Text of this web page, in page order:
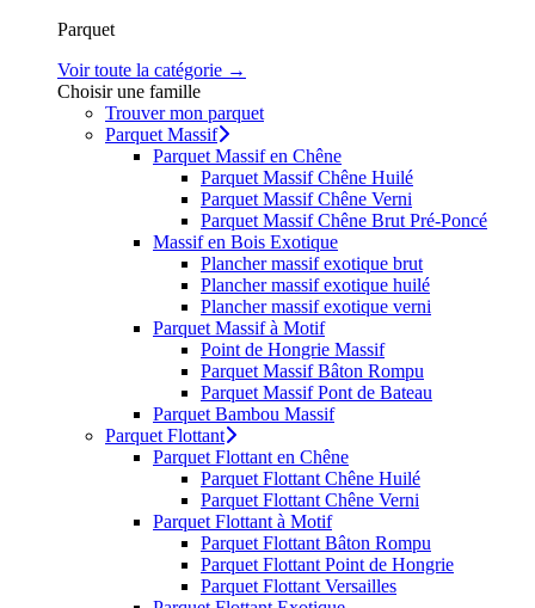
Parquet
Voir toute la catégorie →
Choisir une famille
Trouver mon parquet
Parquet Massif
Parquet Massif en Chêne
Parquet Massif Chêne Huilé
Parquet Massif Chêne Verni
Parquet Massif Chêne Brut Pré-Poncé
Massif en Bois Exotique
Plancher massif exotique brut
Plancher massif exotique huilé
Plancher massif exotique verni
Parquet Massif à Motif
Point de Hongrie Massif
Parquet Massif Bâton Rompu
Parquet Massif Pont de Bateau
Parquet Bambou Massif
Parquet Flottant
Parquet Flottant en Chêne
Parquet Flottant Chêne Huilé
Parquet Flottant Chêne Verni
Parquet Flottant à Motif
Parquet Flottant Bâton Rompu
Parquet Flottant Point de Hongrie
Parquet Flottant Versailles